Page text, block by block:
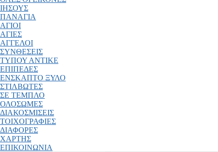
ΙΗΣΟΥΣ
ΠΑΝΑΓΙΑ
ΑΓΙΟΙ
ΑΓΙΕΣ
ΑΓΓΕΛΟΙ
ΣΥΝΘΕΣΕΙΣ
ΤΥΠΟΥ ΑΝΤΙΚΕ
ΕΠΙΠΕΔΕΣ
ΕΝΣΚΑΠΤΟ ΞΥΛΟ
ΣΤΙΛΒΩΤΕΣ
ΣΕ ΤΕΜΠΛΟ
ΟΛΟΣΩΜΕΣ
ΔΙΑΚΟΣΜΙΣΕΙΣ
ΤΟΙΧΟΓΡΑΦΙΕΣ
ΔΙΑΦΟΡΕΣ
ΧΑΡΤΗΣ
ΕΠΙΚΟΙΝΩΝΙΑ